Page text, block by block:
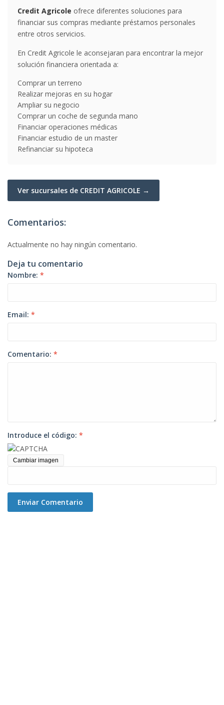
Credit Agricole ofrece diferentes soluciones para
financiar sus compras mediante préstamos personales
entre otros servicios.
En Credit Agricole le aconsejaran para encontrar la mejor
solución financiera orientada a:
Comprar un terreno
Realizar mejoras en su hogar
Ampliar su negocio
Comprar un coche de segunda mano
Financiar operaciones médicas
Financiar estudio de un master
Refinanciar su hipoteca
Ver sucursales de CREDIT AGRICOLE →
Comentarios:
Actualmente no hay ningún comentario.
Deja tu comentario
Nombre: *
Email: *
Comentario: *
Introduce el código: *
Cambiar imagen
Enviar Comentario